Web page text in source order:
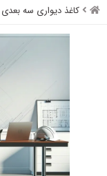
کاغذ دیواری سه بعدی